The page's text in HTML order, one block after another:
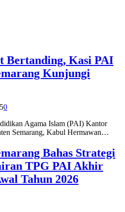
Bertanding, Kasi PAI
Kunjungi
0
Agama Islam (PAI) Kantor
Semarang, Kabul Hermawan…
Bahas Strategi
TPG PAI Akhir
Tahun 2026